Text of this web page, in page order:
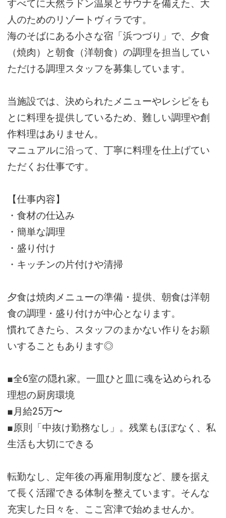
すべてに天然ラドン温泉とサウナを備えた、大
人のためのリゾートヴィラです。
海のそばにある小さな宿「浜つづり」で、夕食
（焼肉）と朝食（洋朝食）の調理を担当してい
ただける調理スタッフを募集しています。
当施設では、決められたメニューやレシピをも
とに料理を提供しているため、難しい調理や創
作料理はありません。
マニュアルに沿って、丁寧に料理を仕上げてい
ただくお仕事です。
【仕事内容】
・食材の仕込み
・簡単な調理
・盛り付け
・キッチンの片付けや清掃
夕食は焼肉メニューの準備・提供、朝食は洋朝
食の調理・盛り付けが中心となります。
慣れてきたら、スタッフのまかない作りをお願
いすることもあります◎
■全6室の隠れ家。一皿ひと皿に魂を込められる
理想の厨房環境
■月給25万〜
■原則「中抜け勤務なし」。残業もほぼなく、私
生活も大切にできる
転勤なし、定年後の再雇用制度など、腰を据え
て長く活躍できる体制を整えています。そんな
充実した日々を、ここ宮津で始めませんか。